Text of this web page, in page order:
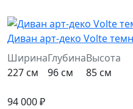
Диван арт-деко Volte
Ширина
227 см
Глубина
96 см
Высота
85 см
94 000 ₽